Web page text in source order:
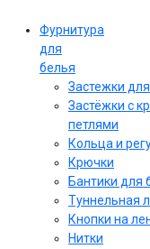
Фурнитура
для
белья
Застежки
Застёжки с
петлями
Кольца и
Крючки
Бантики для
Туннельная
Кнопки на
Нитки